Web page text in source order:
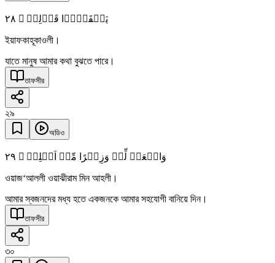
یَفۡقَہُوۡا قَوۡلِیۡ ۪ ٢٨
ইয়াফকাহূকাওলী।
যাতে মানুষ আমার কথা বুঝতে পারে।
তাফসীর
২৯
অডিও
وَاجۡعَلۡ لِّیۡ وَزِیۡرًا مِّنۡ اَہۡلِیۡ ۙ ٢٩
ওয়াজ‘আললী ওয়াঝীরাম মিন আহলী।
আমার স্বজনদের মধ্য হতে একজনকে আমার সহযোগী বানিয়ে দিন।
তাফসীর
৩০